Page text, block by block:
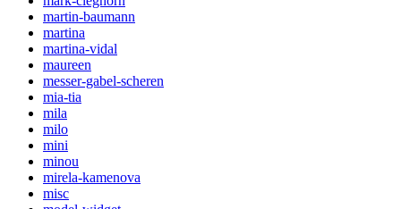
martin-baumann
martina
martina-vidal
maureen
messer-gabel-scheren
mia-tia
mila
milo
mini
minou
mirela-kamenova
misc